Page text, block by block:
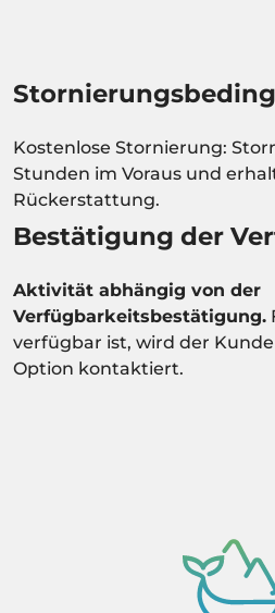
Kostenlose Stornierung:
Stunden im Voraus und
Rückerstattung.
Bestätigung der
Aktivität abhängig von der
Verfügbarkeitsbestätigung.
verfügbar ist, wird der
Option kontaktiert.